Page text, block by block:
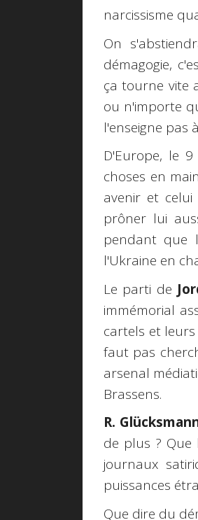
narcissisme
On
démagogie,
ça tourne vite
ou n'importe
l'enseigne pas
D'Europe, le
choses en
avenir et
prôner lui
pendant que
l'Ukraine en
Le parti de
immémorial
cartels et
faut pas
arsenal
Brassens.
R.
de plus ?
journaux
puissances
Que dire du